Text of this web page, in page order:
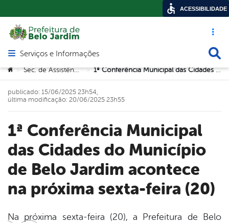
Acesso
Abrir menu principal de navegação
Serviços e Informações
Você está aqui:
> Sec. de Assistência Social > 1ª Conferência Municipal das Cidades do Município de Belo Jardim acontece na próxima sexta-feira (20)
1ª Conferência Municipal
das Cidades do Município
de Belo Jardim acontece
na próxima sexta-feira (20)
publicado: 15/06/2025 23h54,
última modificação: 20/06/2025 23h55
Na próxima sexta-feira (20), a Prefeitura de Belo
ACESSIBILIDADE